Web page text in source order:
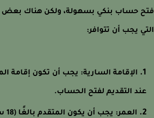
حساب بنكي بسهولة، ولكن هناك بعض
يجب أن تتوافر:
الإقامة السارية: يجب أن تكون إقامة
التقديم لفتح الحساب.
العمر: يجب أن يكون المتقدم بالغًا (18 سنة أو أكثر).